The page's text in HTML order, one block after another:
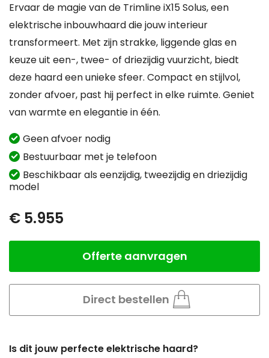
het
begin
van
de
afbeeldingen-
gallerij
Ervaar de magie van de Trimline iX15 Solus, een
elektrische inbouwhaard die jouw interieur
transformeert. Met zijn strakke, liggende glas en
keuze uit een-, twee- of driezijdig vuurzicht, biedt
deze haard een unieke sfeer. Compact en stijlvol,
zonder afvoer, past hij perfect in elke ruimte. Geniet
van warmte en elegantie in één.
Geen afvoer nodig
Bestuurbaar met je telefoon
Beschikbaar als eenzijdig, tweezijdig en driezijdig
model
€ 5.955
Direct bestellen
Offerte aanvragen
Is dit jouw perfecte elektrische haard?